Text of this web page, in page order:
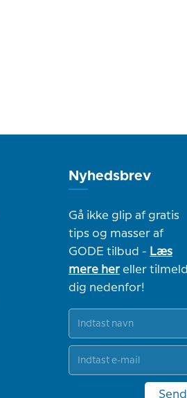
Nyhedsbrev
Gå ikke glip af gratis
tips og masser af
GODE tilbud - Læs
mere hereller tilmeld
dig nedenfor!
Send